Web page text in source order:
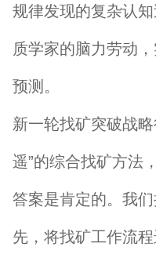
规律发现的复杂认
质学家的脑力劳动
预测。
新一轮找矿突破战
遥”的综合找矿方法
答案是肯定的。我
先，将找矿工作流